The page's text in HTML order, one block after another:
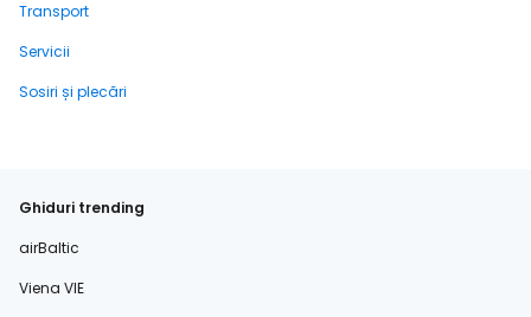
Transport
Servicii
Sosiri și plecări
Ghiduri trending
airBaltic
Viena VIE